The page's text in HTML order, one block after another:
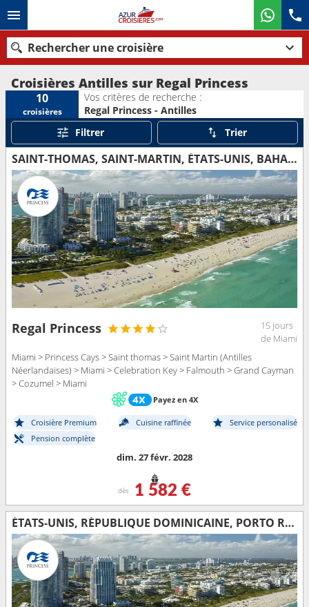
Rechercher une croisière
Nos destinations
Mois de départ
Ports Compagnies
Rechercher
Croisières Antilles sur Regal Princess
10
croisières
Vos critères de recherche :
Regal Princess - Antilles
Filtrer
Trier
SAINT-THOMAS, SAINT-MARTIN, ÉTATS-UNIS, BAHAMAS, ROYAUME-UNI, CAÏMANS (ÎLES), MEXIQUE
Regal Princess
15 jours
de Miami
Miami > Princess Cays > Saint thomas > Saint Martin (Antilles
Néerlandaises) > Miami > Celebration Key > Falmouth > Grand Cayman
> Cozumel > Miami
Payez en 4X
Croisière Premium Cuisine raffinée
Service personalisé
Pension complète
dim. 27 févr. 2028
dès 1 582 €
ÉTATS-UNIS, RÉPUBLIQUE DOMINICAINE, PORTO RICO, SAINT-MARTIN, TORTOLA, BAHAMAS, SAINT-THOMAS